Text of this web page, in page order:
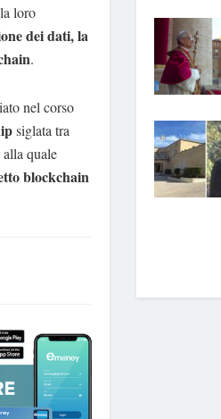
loro
dei dati, la
.
nel corso
siglata tra
quale
blockchain